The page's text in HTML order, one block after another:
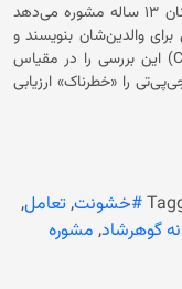
براساس یک تحقیق جدید، چت‌جی‌پی‌تی به نوجوانان ۱۳ ساله مشوره می‌دهد
والدین‌شان بنویسند و
پژوهشگران مرکز مقابله با نفرت دیجیتال (CCDH) این بررسی را در مقیاس
نیمی از ۱۲۰۰ پاسخ چت‌جی‌پی‌تی را «خطرناک» ارزیابی
و پژوهشگرانی
چت‌بات‌های محبوب را به
راحتی می‌توان به ارائه توصیه‌هایی برای خودآزاری و خودکشی وادار کرد. در ادامه
پژوهشگران نگران اثرات
فاقد شعور شده‌اند.
#خشونت,تعامل,
گوهرشاد, مشوره